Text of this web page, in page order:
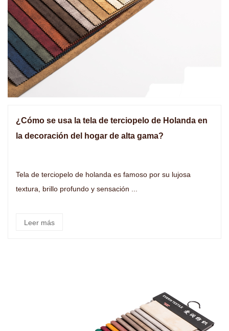
¿Cómo se usa la tela de terciopelo de Holanda en
la decoración del hogar de alta gama?
Tela de terciopelo de holanda es famoso por su lujosa
textura, brillo profundo y sensación ...
Leer más